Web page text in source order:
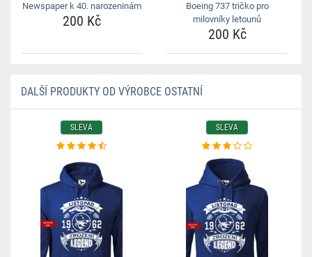
Newspaper k 40. narozeninám
200 Kč
Boeing 737 tričko pro
milovníky letounů
200 Kč
DALŠÍ PRODUKTY OD VÝROBCE OSTATNÍ
SLEVA SLEVA